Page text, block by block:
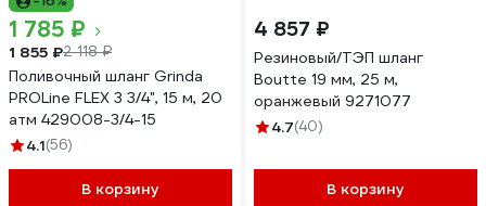
1 785 ₽
1 855 ₽2 118 ₽
Поливочный шланг Grinda
PROLine FLEX 3 3/4", 15 м, 20
атм 429008-3/4-15
4.1(56)
В корзину
4 857 ₽
Резиновый/ТЭП шланг
Boutte 19 мм, 25 м,
оранжевый 9271077
4.7(40)
В корзину